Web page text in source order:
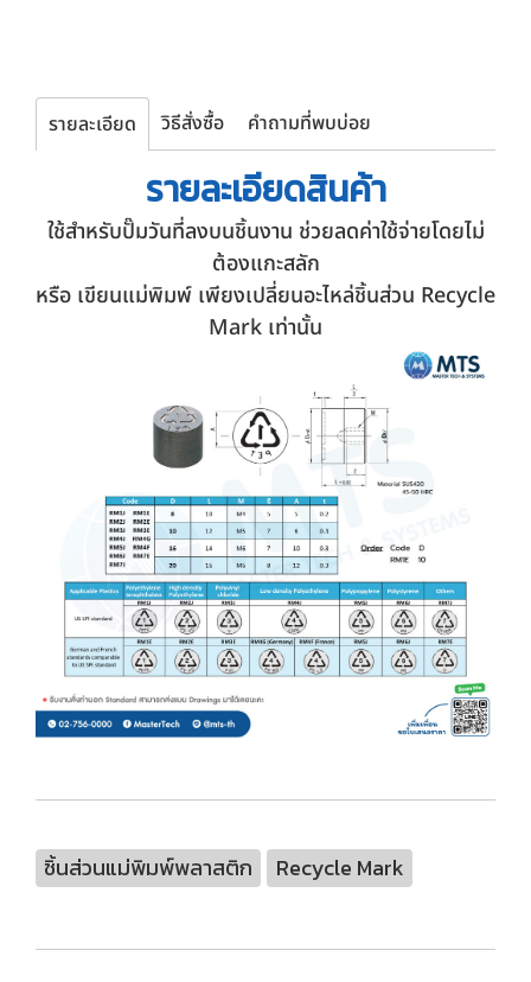
รายละเอียด วิธีสั่งซื้อ คำถามที่พบบ่อย
รายละเอียดสินค้า
ใช้สำหรับปั๊มวันที่ลงบนชิ้นงาน ช่วยลดค่าใช้จ่ายโดยไม่
ต้องแกะสลัก
หรือ เขียนแม่พิมพ์ เพียงเปลี่ยนอะไหล่ชิ้นส่วน Recycle
Mark เท่านั้น
ชิ้นส่วนแม่พิมพ์พลาสติก Recycle Mark